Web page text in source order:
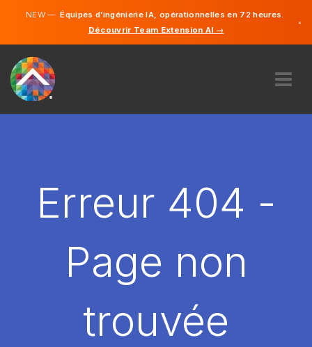
NEW —Équipes d’ingénierie IA, opérationnelles en 72 heures.
Découvrir Team Extension AI →
×
DÉMARRER
Erreur 404 -
Page non
trouvée